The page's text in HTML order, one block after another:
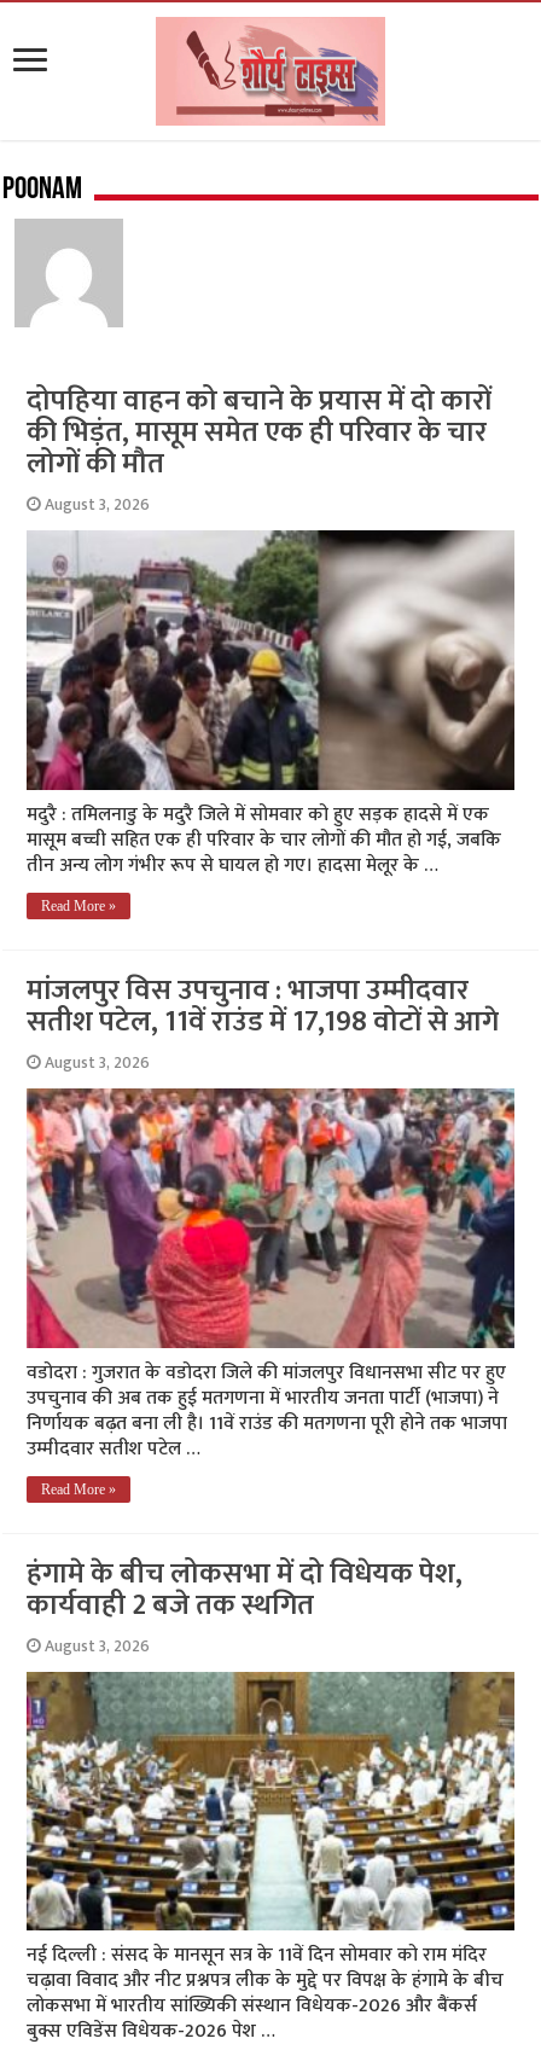
Poonam
दोपहिया वाहन को बचाने के प्रयास में दो कारों
की भिड़ंत, मासूम समेत एक ही परिवार के चार
लोगों की मौत
August 3, 2026
मदुरै : तमिलनाडु के मदुरै जिले में सोमवार को हुए सड़क हादसे में एक
मासूम बच्ची सहित एक ही परिवार के चार लोगों की मौत हो गई, जबकि
तीन अन्य लोग गंभीर रूप से घायल हो गए। हादसा मेलूर के …
Read More »
मांजलपुर विस उपचुनाव : भाजपा उम्मीदवार
सतीश पटेल, 11वें राउंड में 17,198 वोटों से आगे
August 3, 2026
वडोदरा : गुजरात के वडोदरा जिले की मांजलपुर विधानसभा सीट पर हुए
उपचुनाव की अब तक हुई मतगणना में भारतीय जनता पार्टी (भाजपा) ने
निर्णायक बढ़त बना ली है। 11वें राउंड की मतगणना पूरी होने तक भाजपा
उम्मीदवार सतीश पटेल …
Read More »
हंगामे के बीच लोकसभा में दो विधेयक पेश,
कार्यवाही 2 बजे तक स्थगित
August 3, 2026
नई दिल्ली : संसद के मानसून सत्र के 11वें दिन सोमवार को राम मंदिर
चढ़ावा विवाद और नीट प्रश्नपत्र लीक के मुद्दे पर विपक्ष के हंगामे के बीच
लोकसभा में भारतीय सांख्यिकी संस्थान विधेयक-2026 और बैंकर्स
बुक्स एविडेंस विधेयक-2026 पेश …